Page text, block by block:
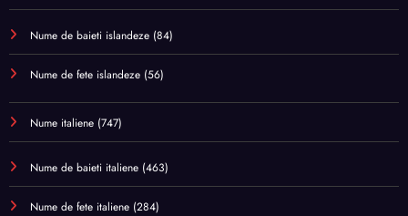
Nume de baieti islandeze (84)
Nume de fete islandeze (56)
Nume italiene (747)
Nume de baieti italiene (463)
Nume de fete italiene (284)